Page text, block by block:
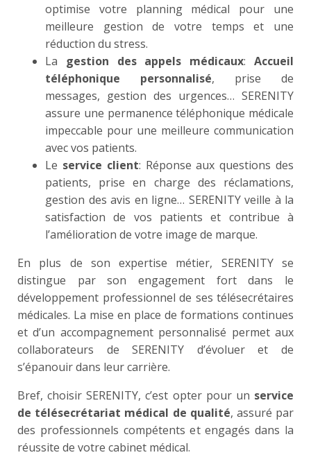
optimise votre planning médical pour une
meilleure gestion de votre temps et une
réduction du stress.
La gestion des appels médicaux:Accueil
téléphonique personnalisé, prise de
messages, gestion des urgences… SERENITY
assure une permanence téléphonique médicale
impeccable pour une meilleure communication
avec vos patients.
Le service client: Réponse aux questions des
patients, prise en charge des réclamations,
gestion des avis en ligne… SERENITY veille à la
satisfaction de vos patients et contribue à
l’amélioration de votre image de marque.
En plus de son expertise métier, SERENITY se
distingue par son engagement fort dans le
développement professionnel de ses télésecrétaires
médicales. La mise en place de formations continues
et d’un accompagnement personnalisé permet aux
collaborateurs de SERENITY d’évoluer et de
s’épanouir dans leur carrière.
Bref, choisir SERENITY, c’est opter pour un service
de télésecrétariat médical de qualité, assuré par
des professionnels compétents et engagés dans la
réussite de votre cabinet médical.